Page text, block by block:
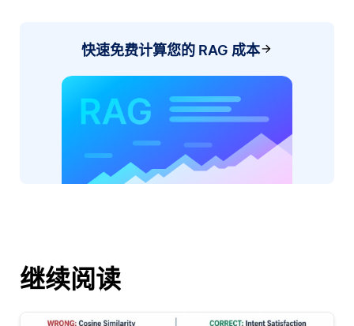
快速免费计算您的 RAG 成本
继续阅读